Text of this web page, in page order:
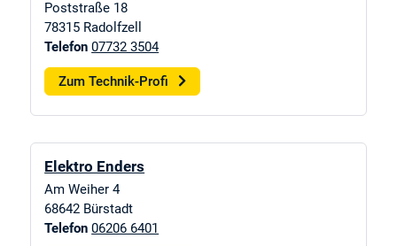
Poststraße 18
78315 Radolfzell
Telefon 07732 3504
Zum Technik-Profi
Elektro Enders
Am Weiher 4
68642 Bürstadt
Telefon 06206 6401